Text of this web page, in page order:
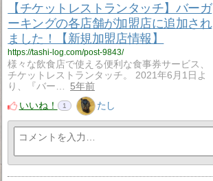
【チケットレストランタッチ】バーガ
ーキングの各店舗が加盟店に追加され
ました！【新規加盟店情報】
https://tashi-log.com/post-9843/
様々な飲食店で使える便利な食事券サービス、
チケットレストランタッチ。 2021年6月1日よ
り、『バー…
5年前
いいね！
1 たし